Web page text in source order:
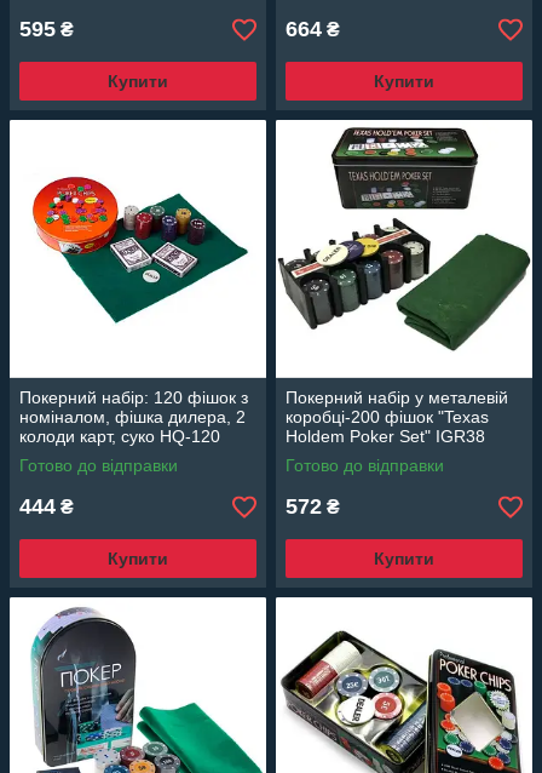
595 ₴
Купити
664 ₴
Купити
Покерний набір: 120 фішок з
номіналом, фішка дилера, 2
колоди карт, суко HQ-120
Готово до відправки
444 ₴
Купити
Покерний набір у металевій
коробці-200 фішок "Texas
Holdem Poker Set" IGR38
Готово до відправки
572 ₴
Купити